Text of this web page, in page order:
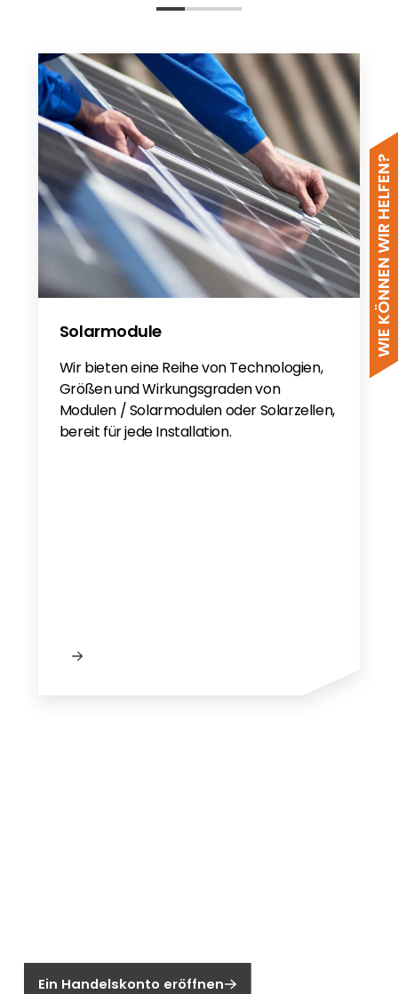
WIE KÖNNEN WIR HELFEN?
Update Fusion App - DE
Conditions - EN
Conditions - DE/EN
Solarmodule
Wir bieten eine Reihe von Technologien,
Größen und Wirkungsgraden von
Modulen / Solarmodulen oder Solarzellen,
bereit für jede Installation.
Ein Handelskonto eröffnen